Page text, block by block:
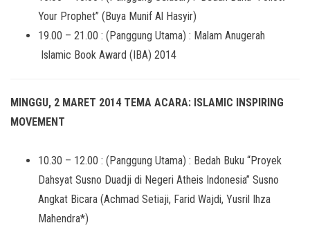
Your Prophet” (Buya Munif Al Hasyir)
19.00 – 21.00 : (Panggung Utama) : Malam Anugerah
Islamic Book Award (IBA) 2014
MINGGU, 2 MARET 2014 TEMA ACARA: ISLAMIC INSPIRING
MOVEMENT
10.30 – 12.00 : (Panggung Utama) : Bedah Buku “Proyek
Dahsyat Susno Duadji di Negeri Atheis Indonesia” Susno
Angkat Bicara (Achmad Setiaji, Farid Wajdi, Yusril Ihza
Mahendra*)